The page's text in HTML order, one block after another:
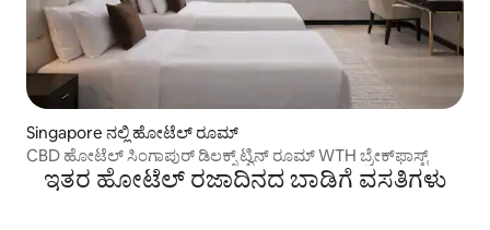
Singapore ನಲ್ಲಿ ಹೋಟೆಲ್ ರೂಮ್
CBD ಹೋಟೆಲ್ ಸಿಂಗಾಪುರ್ ಡಿಲಕ್ಸ್ ಟ್ವಿನ್ ರೂಮ್ WTH ಬ್ರೇಕ್‌ಫಾಸ್ಟ್
ಇತರ ಹೋಟೆಲ್ ರಜಾದಿನದ ಬಾಡಿಗೆ ವಸತಿಗಳು